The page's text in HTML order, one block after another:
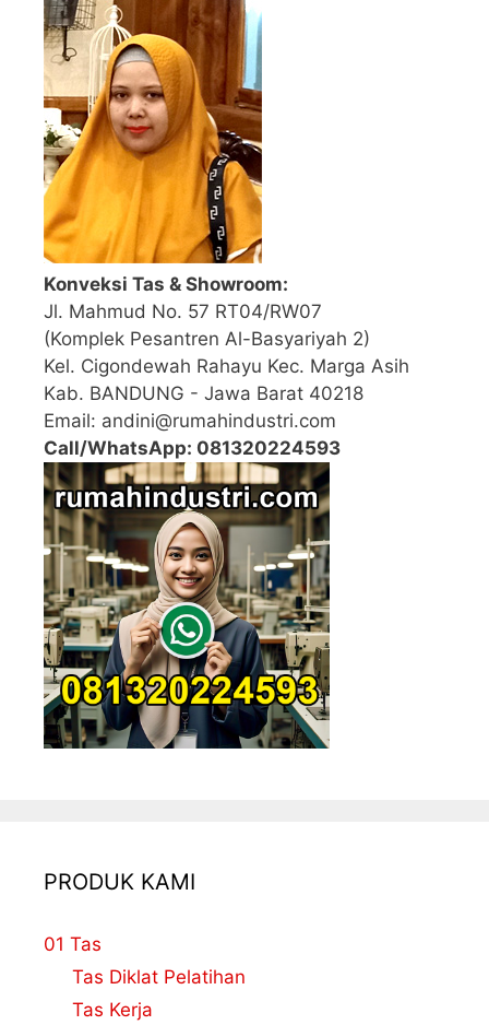
Konveksi Tas & Showroom:
Jl. Mahmud No. 57 RT04/RW07
(Komplek Pesantren Al-Basyariyah 2)
Kel. Cigondewah Rahayu Kec. Marga Asih
Kab. BANDUNG - Jawa Barat 40218
Email: andini@rumahindustri.com
Call/WhatsApp: 081320224593
PRODUK KAMI
01 Tas
Tas Diklat Pelatihan
Tas Kerja